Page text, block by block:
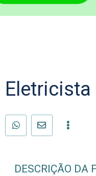
DESCRIÇÃO DA